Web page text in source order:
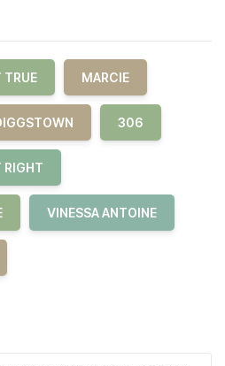
TRUE MARCIE
306
RIGHT
VINESSA ANTOINE